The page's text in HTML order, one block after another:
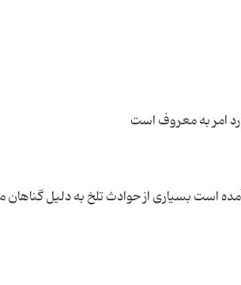
آمده است بسیاری از حوادث تلخ به دلیل